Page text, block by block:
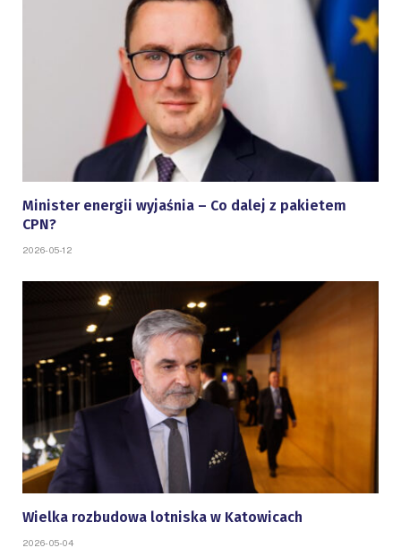
Minister energii wyjaśnia – Co dalej z pakietem
CPN?
2026-05-12
Wielka rozbudowa lotniska w Katowicach
2026-05-04